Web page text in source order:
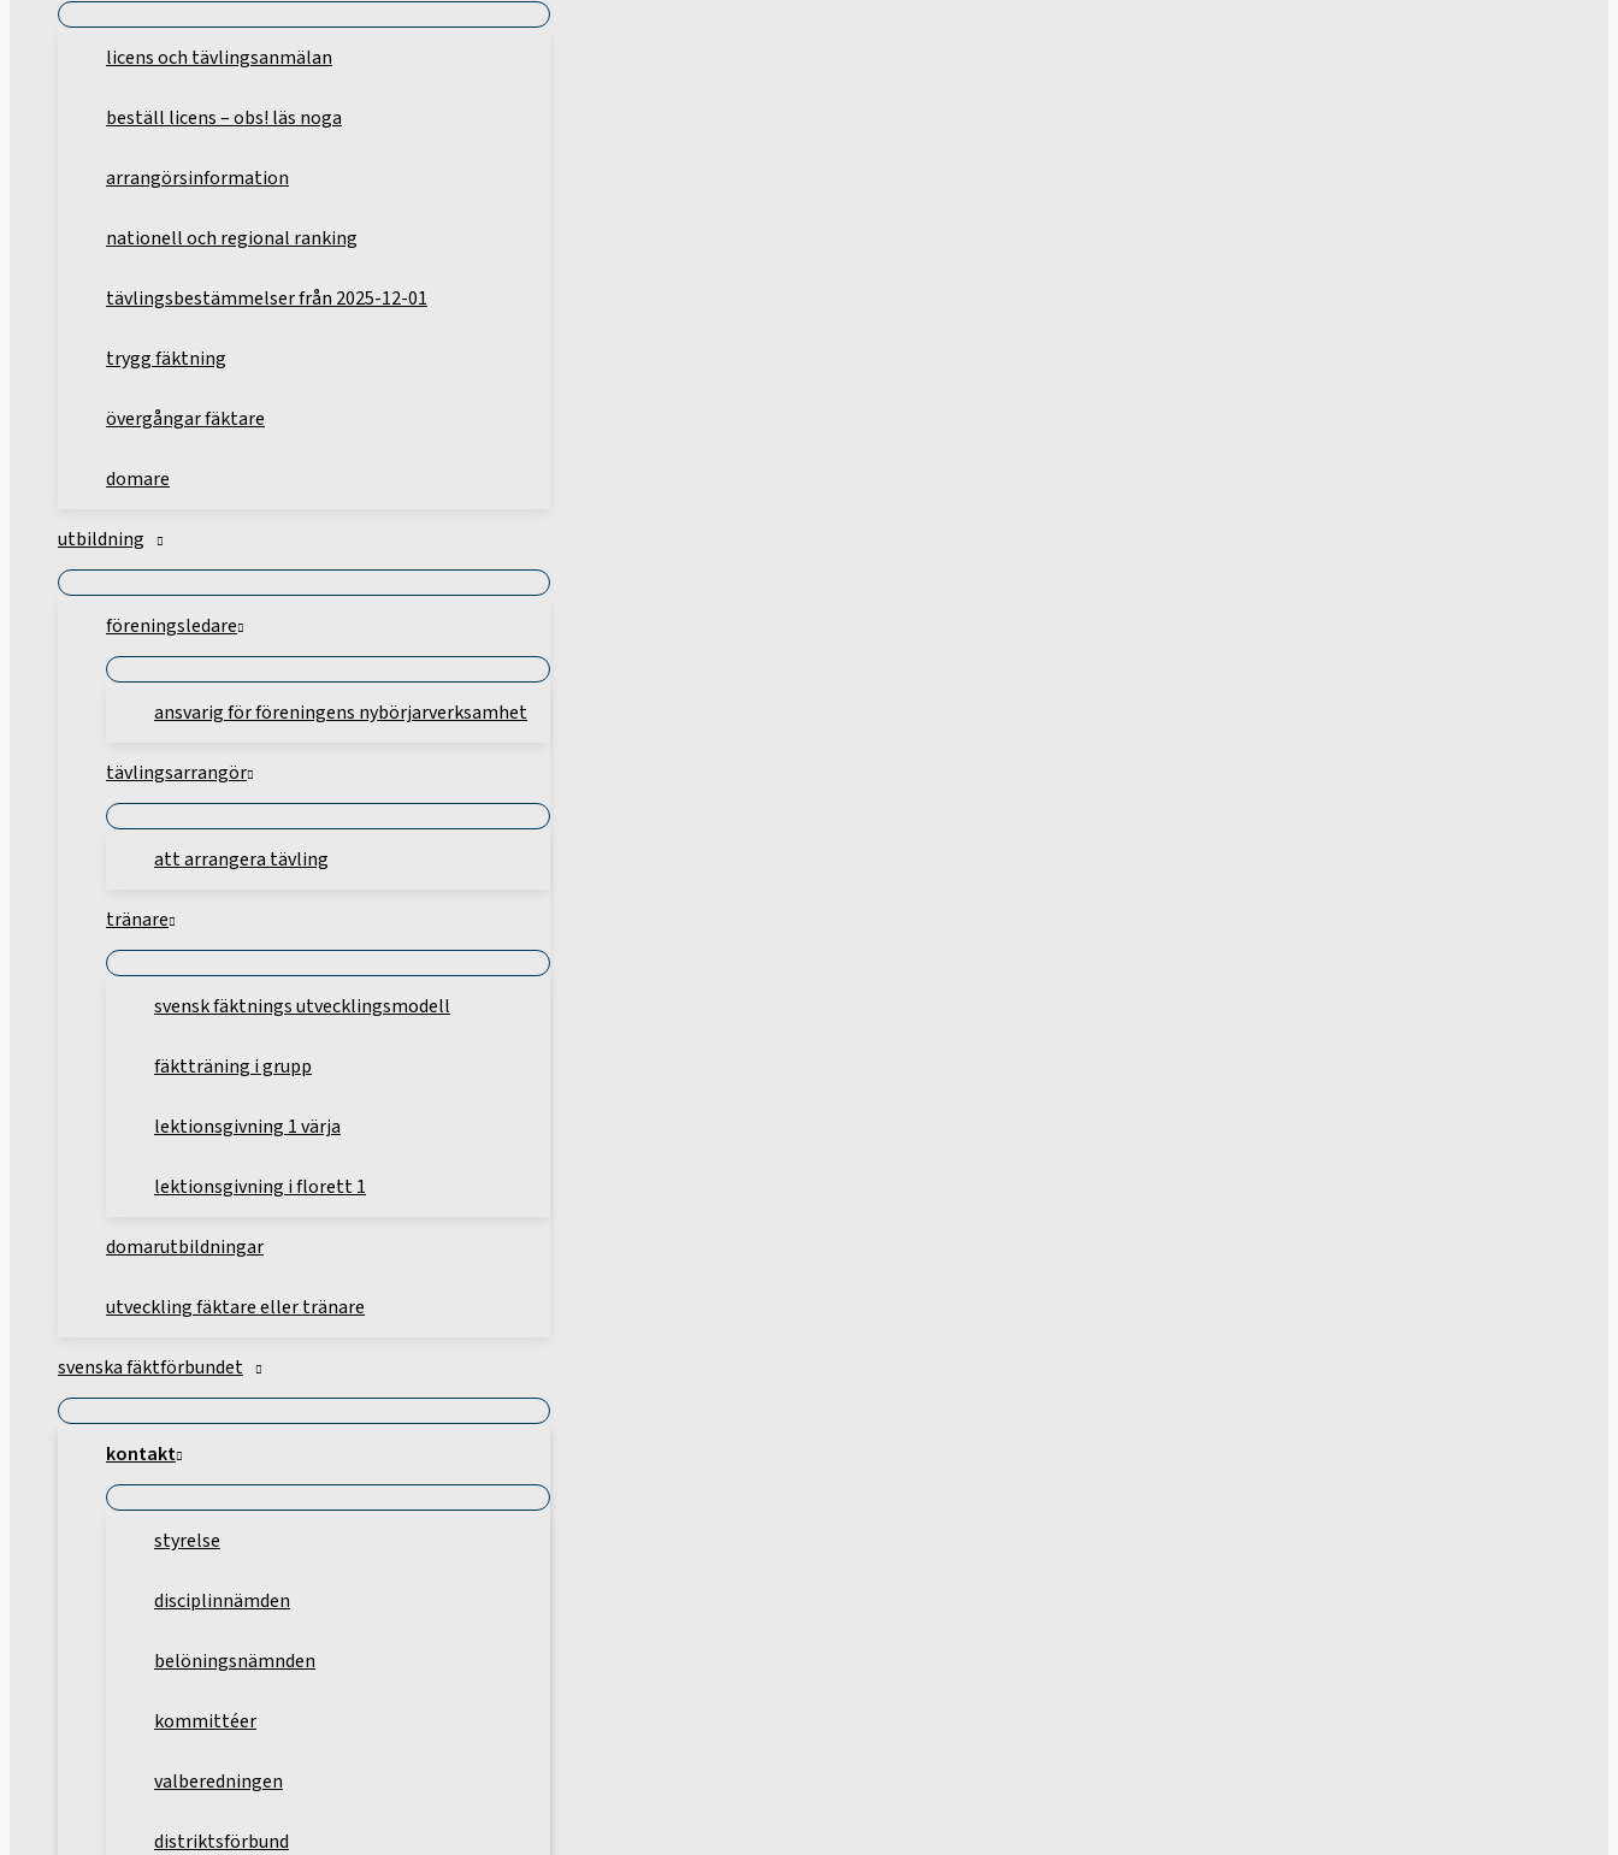
licens och tävlingsanmälan
beställ licens – obs! läs noga
arrangörsinformation
nationell och regional ranking
tävlingsbestämmelser från 2025-12-01
trygg fäktning
övergångar fäktare
domare
utbildning
föreningsledare
ansvarig för föreningens nybörjarverksamhet
tävlingsarrangör
att arrangera tävling
tränare
svensk fäktnings utvecklingsmodell
fäktträning i grupp
lektionsgivning 1 värja
lektionsgivning i florett 1
domarutbildningar
utveckling fäktare eller tränare
svenska fäktförbundet
kontakt
styrelse
disciplinnämden
belöningsnämnden
kommittéer
valberedningen
distriktsförbund